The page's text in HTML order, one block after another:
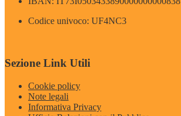
Codice univoco: UF4NC3
Sezione Link Utili
Cookie policy
Note legali
Informativa Privacy